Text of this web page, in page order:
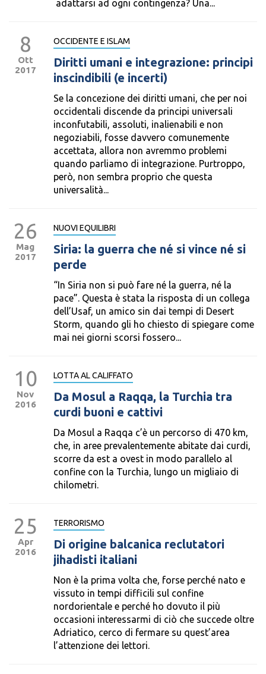
adattarsi ad ogni contingenza? Una...
8
Ott
2017
OCCIDENTE E ISLAM
Diritti umani e integrazione: principi
inscindibili (e incerti)
Se la concezione dei diritti umani, che per noi
occidentali discende da principi universali
inconfutabili, assoluti, inalienabili e non
negoziabili, fosse davvero comunemente
accettata, allora non avremmo problemi
quando parliamo di integrazione. Purtroppo,
però, non sembra proprio che questa
universalità...
26
Mag
2017
NUOVI EQUILIBRI
Siria: la guerra che né si vince né si
perde
“In Siria non si può fare né la guerra, né la
pace”. Questa è stata la risposta di un collega
dell’Usaf, un amico sin dai tempi di Desert
Storm, quando gli ho chiesto di spiegare come
mai nei giorni scorsi fossero...
10
Nov
2016
LOTTA AL CALIFFATO
Da Mosul a Raqqa, la Turchia tra
curdi buoni e cattivi
Da Mosul a Raqqa c’è un percorso di 470 km,
che, in aree prevalentemente abitate dai curdi,
scorre da est a ovest in modo parallelo al
confine con la Turchia, lungo un migliaio di
chilometri.
25
Apr
2016
TERRORISMO
Di origine balcanica reclutatori
jihadisti italiani
Non è la prima volta che, forse perché nato e
vissuto in tempi difficili sul confine
nordorientale e perché ho dovuto il più
occasioni interessarmi di ciò che succede oltre
Adriatico, cerco di fermare su quest’area
l’attenzione dei lettori.